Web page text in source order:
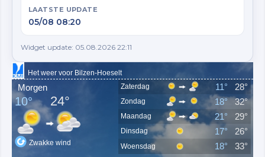
LAATSTE UPDATE
05/08 08:20
Widget update: 05.08.2026 22:11